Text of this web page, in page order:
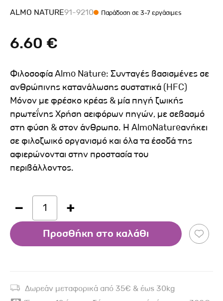
ALMO NATURE91-9210 Παράδοση σε 3-7 εργάσιμες
6.60 €
Φιλοσοφία Almo Nature: Συνταγές βασισμένες σε
ανθρώπινης κατανάλωσης συστατικά (HFC)
Μόνον με φρέσκο κρέας & μία πηγή ζωικής
πρωτεΐνης Χρήση αειφόρων πηγών, με σεβασμό
στη φύση & στον άνθρωπο. Η AlmoNatureανήκει
σε φιλοζωικό οργανισμό και όλα τα έσοδά της
αφιερώνονται στην προστασία του
περιβάλλοντος.
1
Προσθήκη στο καλάθι
Δωρεάν μεταφορικά από 35€ & έως 30kg